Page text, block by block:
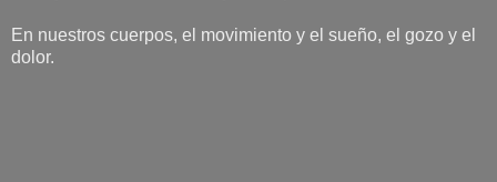
En nuestros cuerpos, el movimiento y el sueño, el gozo y el
dolor.